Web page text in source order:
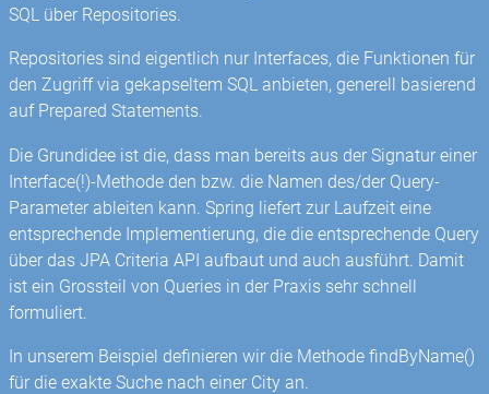
SQL über Repositories.
Repositories sind eigentlich nur Interfaces, die Funktionen für
den Zugriff via gekapseltem SQL anbieten, generell basierend
auf Prepared Statements.
Die Grundidee ist die, dass man bereits aus der Signatur einer
Interface(!)-Methode den bzw. die Namen des/der Query-
Parameter ableiten kann. Spring liefert zur Laufzeit eine
entsprechende Implementierung, die die entsprechende Query
über das JPA Criteria API aufbaut und auch ausführt. Damit
ist ein Grossteil von Queries in der Praxis sehr schnell
formuliert.
In unserem Beispiel definieren wir die Methode findByName()
für die exakte Suche nach einer City an.